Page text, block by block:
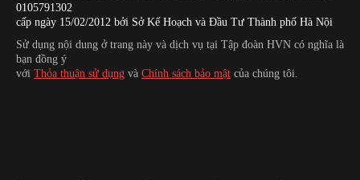
0105791302
cấp ngày 15/02/2012 bởi Sở Kế Hoạch và Đầu Tư Thành phố Hà Nội
Sử dụng nội dung ở trang này và dịch vụ tại Tập đoàn HVN có nghĩa là
bạn đồng ý
với Thỏa thuận sử dụng và Chính sách bảo mật của chúng tôi.